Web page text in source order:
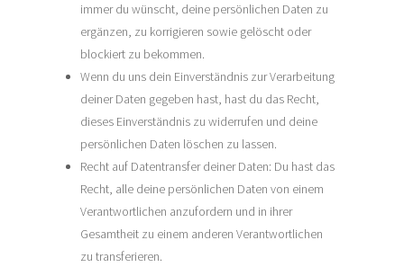
immer du wünscht, deine persönlichen Daten zu
ergänzen, zu korrigieren sowie gelöscht oder
blockiert zu bekommen.
Wenn du uns dein Einverständnis zur Verarbeitung
deiner Daten gegeben hast, hast du das Recht,
dieses Einverständnis zu widerrufen und deine
persönlichen Daten löschen zu lassen.
Recht auf Datentransfer deiner Daten: Du hast das
Recht, alle deine persönlichen Daten von einem
Verantwortlichen anzufordern und in ihrer
Gesamtheit zu einem anderen Verantwortlichen
zu transferieren.